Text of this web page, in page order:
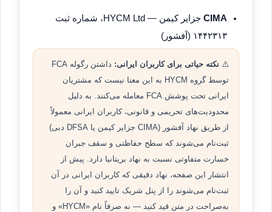
CIMA
جزایر کیمن — HYCM Ltd، شماره ثبت
۱۴۴۲۳۱۳ (آفشور)
⚠️ نکته حیاتی برای کاربران ایرانی:
داشتن رگوله FCA
توسط گروه HYCM به این معنا نیست که مشتریان
ایرانی تحت پوشش FCA معامله می‌کنند. به دلیل
محدودیت‌های تحریمی و قانونی، کاربران ایرانی معمولاً
از طریق نهاد آفشور (CIMA جزایر کیمن یا DFSA دبی)
ثبت‌نام می‌شوند که سطح حفاظتی و سقف جبران
خسارت متفاوتی نسبت به نهاد بریتانیا دارد. پیش از
انتشار این صفحه، نهاد دقیقی که کاربران ایرانی در آن
ثبت‌نام می‌شوند را از پنل شریک تایید کنید و آن را
به‌صراحت در متن قید کنید — نه صرفاً نام «HYCM» و